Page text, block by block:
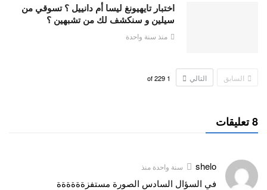
اختبار تايهيونغ ليسا أم دانييل ؟ تسوقي من
سيلين و سنكشف لك من تشبهين ؟
منذ سنة واحدة
السابق التالي 1
229
8 تعليقات
shelo سنة واحدة منذ
في السؤال السادس الصورة مستفزةةةةةة